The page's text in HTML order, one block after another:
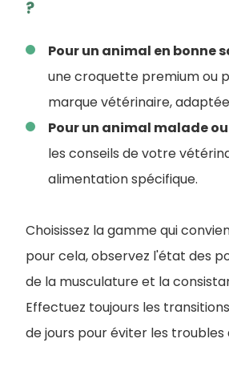
?
Pour un animal en bonne
une croquette premium ou
marque vétérinaire,
Pour un animal malade
les conseils de votre
alimentation spécifique.
Choisissez la gamme qui
pour cela, observez l'état des
de la musculature et la
Effectuez toujours les
de jours pour éviter les troubles